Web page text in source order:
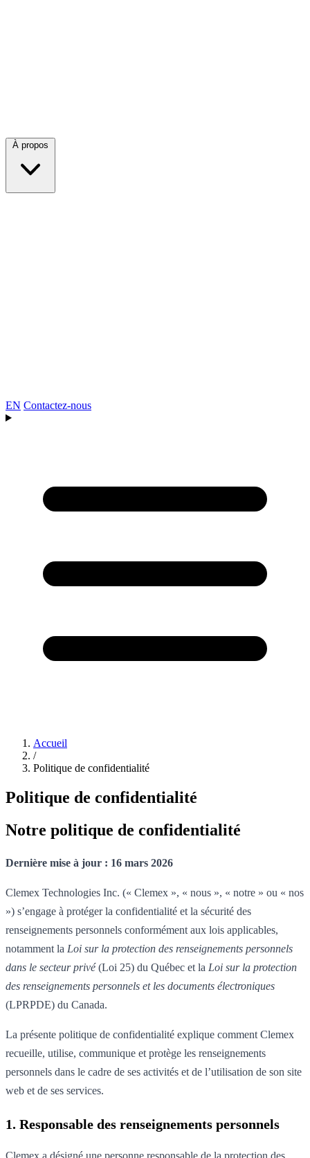
À propos
EN Contactez-nous
Accueil
/
Politique de confidentialité
Politique de confidentialité
Notre politique de confidentialité
Dernière mise à jour : 16 mars 2026
Clemex Technologies Inc. (« Clemex », « nous », « notre » ou « nos
») s’engage à protéger la confidentialité et la sécurité des
renseignements personnels conformément aux lois applicables,
notamment la Loi sur la protection des renseignements personnels
dans le secteur privé(Loi 25) du Québec et la Loi sur la protection
des renseignements personnels et les documents électroniques
(LPRPDE) du Canada.
La présente politique de confidentialité explique comment Clemex
recueille, utilise, communique et protège les renseignements
personnels dans le cadre de ses activités et de l’utilisation de son site
web et de ses services.
1. Responsable des renseignements personnels
Clemex a désigné une personne responsable de la protection des